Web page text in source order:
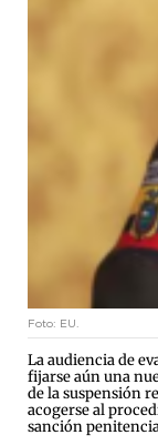
Foto: EU.
La audiencia de
fijarse aún una
de la suspensión
acogerse al
sanción